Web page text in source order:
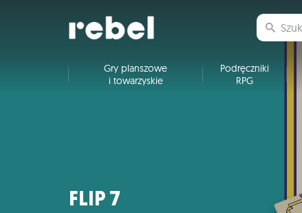
Gry planszowe
i towarzyskie
Podręczniki
RPG
FLIP 7